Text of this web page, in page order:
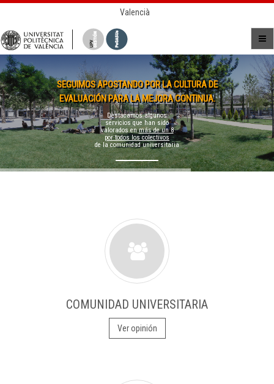
Valencià
SEGUIMOS APOSTANDO POR LA CULTURA DE
EVALUACIÓN PARA LA MEJORA CONTINUA.
Destacamos algunos
servicios que han sido
valorados enmás de un 8
por todos los colectivos
de la comunidad universitaria
COMUNIDAD UNIVERSITARIA
Ver opinión